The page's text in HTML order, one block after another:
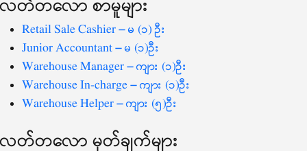
စကားလုံး
လတ်တ‌လော စာမူများ
Retail Sale Cashier – မ (၁) ဦး
Junior Accountant – မ (၁)ဦး
Warehouse Manager – ကျား (၁)ဦး
Warehouse In-charge – ကျား (၁)ဦး
Warehouse Helper – ကျား (၅)ဦး
လတ်တ‌လော မှတ်ချက်များ